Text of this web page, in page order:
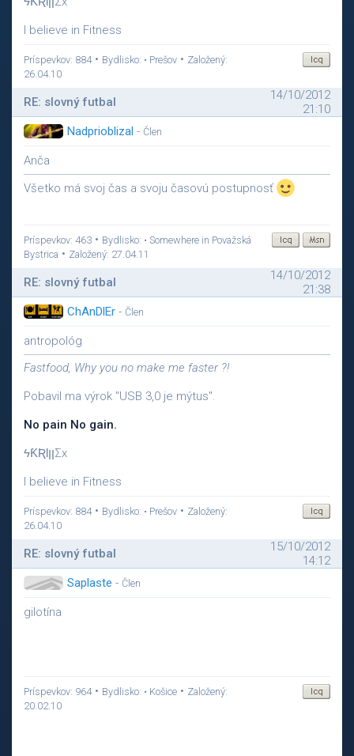
I believe in Fitness
Príspevkov: 884• Bydlisko: • Prešov • Založený:
26.04.10
RE: slovný futbal
14/10/2012
21:10
Nadprioblizal - Člen
Anča
Všetko má svoj čas a svoju časovú postupnosť
Príspevkov: 463 • Bydlisko: • Somewhere in Považská
Bystrica • Založený: 27.04.11
RE: slovný futbal
14/10/2012
21:38
ChAnDlEr - Člen
antropológ
Fastfood, Why you no make me faster ?!
Pobavil ma výrok "USB 3,0 je mýtus".
No pain No gain.
ϟƘƦƖןןΣx
I believe in Fitness
Príspevkov: 884• Bydlisko: • Prešov • Založený:
26.04.10
RE: slovný futbal
15/10/2012
14:12
Saplaste - Člen
gilotína
Príspevkov: 964• Bydlisko: • Košice • Založený:
20.02.10